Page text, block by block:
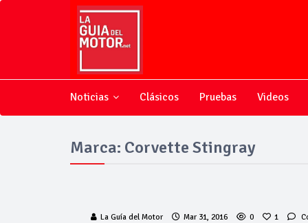
Noticias Clásicos Pruebas Videos
Marca: Corvette Stingray
La Guía del Motor Mar 31, 2016 0 1